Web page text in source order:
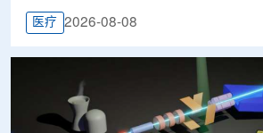
医疗 2026-08-08